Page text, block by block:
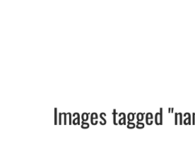
Images tagged